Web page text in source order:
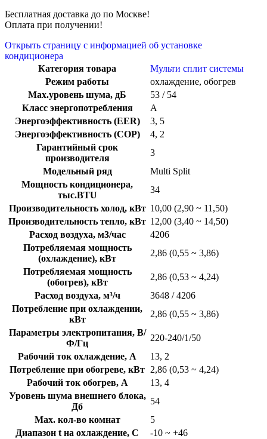
Бесплатная доставка до по Москве!
Оплата при получении!
Открыть страницу с информацией об установке
кондиционера
Категория товара
Мульти сплит системы
Режим работы
охлаждение, обогрев
Max.уровень шума, дБ
53 / 54
Класс энергопотребления
A
Энергоэффективность (EER)
3, 5
Энергоэффективность (COP)
4, 2
Гарантийный срок
производителя
3
Модельный ряд
Multi Split
Мощность кондиционера,
тыс.BTU
34
Производительность холод, кВт 10,00 (2,90 ~ 11,50)
Производительность тепло, кВт 12,00 (3,40 ~ 14,50)
Расход воздуха, м3/час
4206
Потребляемая мощность
(охлаждение), кВт
2,86 (0,55 ~ 3,86)
Потребляемая мощность
(обогрев), кВт
2,86 (0,53 ~ 4,24)
Расход воздуха, м³/ч
3648 / 4206
Потребление при охлаждении,
кВт
2,86 (0,55 ~ 3,86)
Параметры электропитания, В/
Ф/Гц
220-240/1/50
Рабочий ток охлаждение, А
13, 2
Потребление при обогреве, кВт 2,86 (0,53 ~ 4,24)
Рабочий ток обогрев, А
13, 4
Уровень шума внешнего блока,
Дб
54
Max. кол-во комнат
5
Диапазон t на охлаждение, C
-10 ~ +46